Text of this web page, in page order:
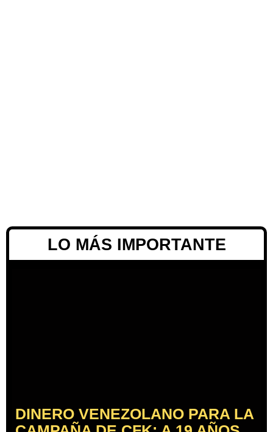
LO MÁS IMPORTANTE
DINERO VENEZOLANO PARA LA